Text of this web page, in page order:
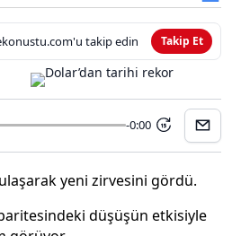
takip edin Takip Et
-0:00 15
yeni zirvesini gördü.
düşüşün etkisiyle